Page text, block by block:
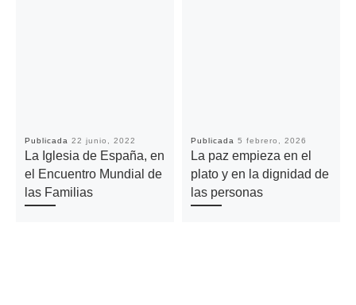
Publicada22 junio, 2022
La Iglesia de España, en
el Encuentro Mundial de
las Familias
Publicada5 febrero, 2026
La paz empieza en el
plato y en la dignidad de
las personas